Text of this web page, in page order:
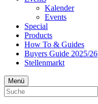
Kalender
Events
Special
Products
How To & Guides
Buyers Guide 2025/26
Stellenmarkt
Menü